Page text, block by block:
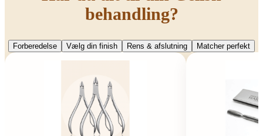
behandling?
Forberedelse Vælg din finish Rens & afslutning Matcher perfekt